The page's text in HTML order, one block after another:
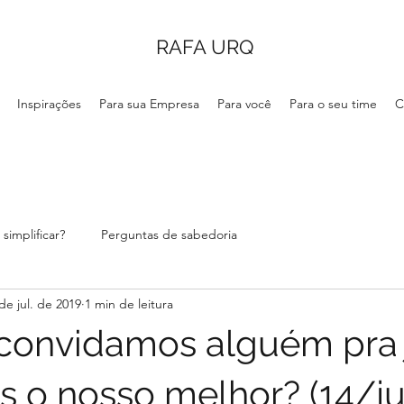
RAFA URQ
Inspirações Para sua Empresa Para você Para o seu time
Perguntas de sabedoria
alguém
o nosso melhor? (14/
jul. de 2019 1 min de leitura